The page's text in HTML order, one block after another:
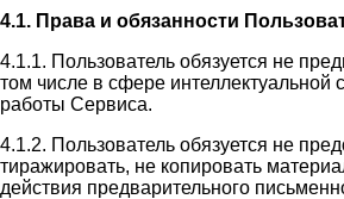
4.1. Права и обязанности
4.1.1. Пользователь обязуется не
том числе в сфере
работы Сервиса.
4.1.2. Пользователь обязуется не
тиражировать, не копировать
действия предварительного